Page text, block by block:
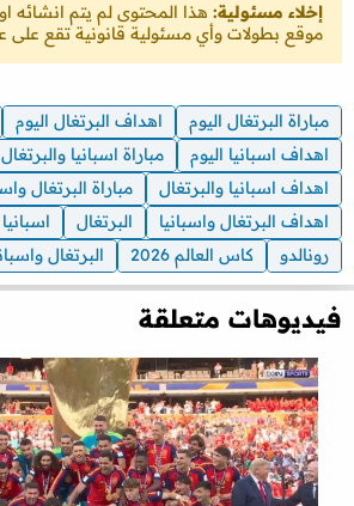
إخلاء مسئولية: هذا المحتوى لم يتم انشائه
موقع بطولات وأي مسئولية قانونية تقع على
مباراة البرتغال اليوم اهداف البرتغال اليوم
اهداف اسبانيا اليوم
مباراة اسبانيا والبرتغال
اهداف اسبانيا والبرتغال
مباراة البرتغال
اهداف البرتغال واسبانيا
البرتغال اسبانيا
رونالدو
كاس العالم 2026 البرتغال
فيديوهات متعلقة